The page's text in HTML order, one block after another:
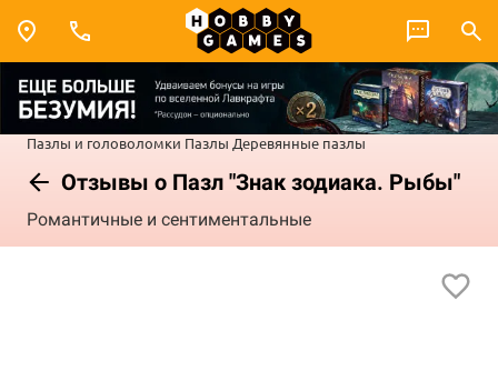
Пазлы и головоломки Пазлы Деревянные пазлы
Отзывы о Пазл "Знак зодиака. Рыбы"
Романтичные и сентиментальные